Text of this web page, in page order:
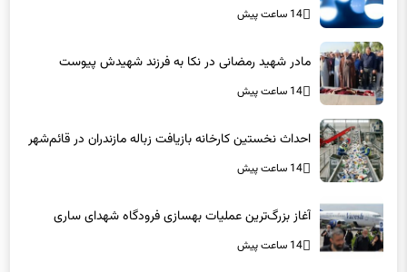
14 ساعت پیش
مادر شهید رمضانی در نکا به فرزند شهیدش پیوست
14 ساعت پیش
احداث نخستین کارخانه بازیافت زباله مازندران در قائم‌شهر
14 ساعت پیش
آغاز بزرگ‌ترین عملیات بهسازی فرودگاه شهدای ساری
14 ساعت پیش